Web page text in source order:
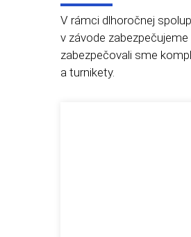
V rámci dlhoročnej
v závode
zabezpečovali sme
a turnikety.